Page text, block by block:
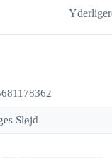
Sløjd